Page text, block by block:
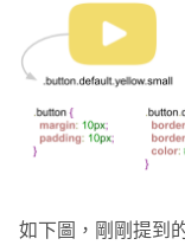
如下圖，剛剛提到